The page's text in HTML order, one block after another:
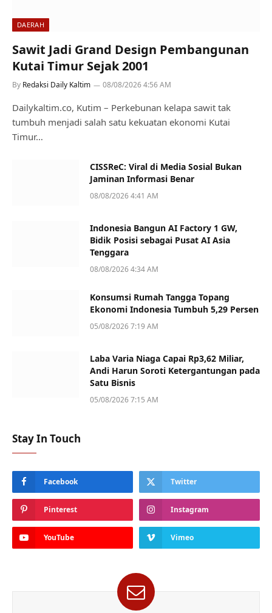
DAERAH
Sawit Jadi Grand Design Pembangunan
Kutai Timur Sejak 2001
By Redaksi Daily Kaltim 08/08/2026 4:56 AM
Dailykaltim.co, Kutim – Perkebunan kelapa sawit tak
tumbuh menjadi salah satu kekuatan ekonomi Kutai
Timur…
CISSReC: Viral di Media Sosial Bukan
Jaminan Informasi Benar
08/08/2026 4:41 AM
Indonesia Bangun AI Factory 1 GW,
Bidik Posisi sebagai Pusat AI Asia
Tenggara
08/08/2026 4:34 AM
Konsumsi Rumah Tangga Topang
Ekonomi Indonesia Tumbuh 5,29 Persen
05/08/2026 7:19 AM
Laba Varia Niaga Capai Rp3,62 Miliar,
Andi Harun Soroti Ketergantungan pada
Satu Bisnis
05/08/2026 7:15 AM
Stay In Touch
Facebook Twitter
Pinterest Instagram
YouTube Vimeo